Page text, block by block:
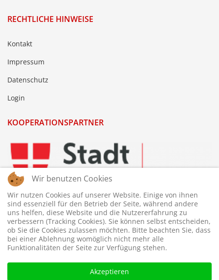
RECHTLICHE HINWEISE
Kontakt
Impressum
Datenschutz
Login
KOOPERATIONSPARTNER
Wir benutzen Cookies
Wir nutzen Cookies auf unserer Website. Einige von ihnen
sind essenziell für den Betrieb der Seite, während andere
uns helfen, diese Website und die Nutzererfahrung zu
verbessern (Tracking Cookies). Sie können selbst entscheiden,
ob Sie die Cookies zulassen möchten. Bitte beachten Sie, dass
bei einer Ablehnung womöglich nicht mehr alle
Funktionalitäten der Seite zur Verfügung stehen.
Akzeptieren